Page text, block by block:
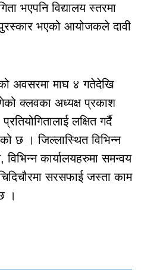
भएपनि विद्यालय स्तरमा
पुरस्कार भएको आयोजकले दावी
अवसरमा माघ ४ गतेदेखि
क्लवका अध्यक्ष प्रकाश
लक्षित गर्दै
छ । जिल्लास्थित विभिन्न
कार्यालयहरुमा समन्वय
सरसफाई जस्ता काम
।